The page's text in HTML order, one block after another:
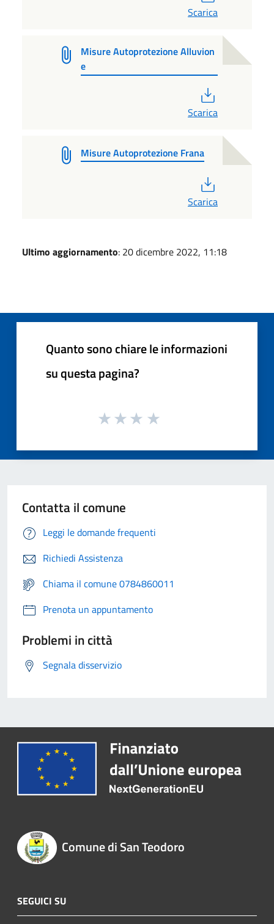
Scarica
Misure Autoprotezione Alluvion
e
Scarica
Misure Autoprotezione Frana
Scarica
Ultimo aggiornamento: 20 dicembre 2022, 11:18
Quanto sono chiare le informazioni
su questa pagina?
Contatta il comune
Leggi le domande frequenti
Richiedi Assistenza
Chiama il comune 0784860011
Prenota un appuntamento
Problemi in città
Segnala disservizio
Comune di San Teodoro
SEGUICI SU